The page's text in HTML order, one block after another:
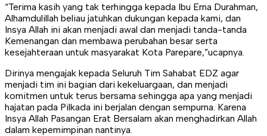
“Terima kasih yang tak terhingga kepada Ibu Erna Durahman,
Alhamdulillah beliau jatuhkan dukungan kepada kami, dan
Insya Allah ini akan menjadi awal dan menjadi tanda-tanda
Kemenangan dan membawa perubahan besar serta
kesejahteraan untuk masyarakat Kota Parepare,”ucapnya.
Dirinya mengajak kepada Seluruh Tim Sahabat EDZ agar
menjadi tim ini bagian dari kekeluargaan, dan menjadi
komitmen untuk terus bersama sehingga apa yang menjadi
hajatan pada Pilkada ini berjalan dengan sempurna. Karena
Insya Allah Pasangan Erat Bersalam akan menghadirkan Allah
dalam kepemimpinan nantinya.